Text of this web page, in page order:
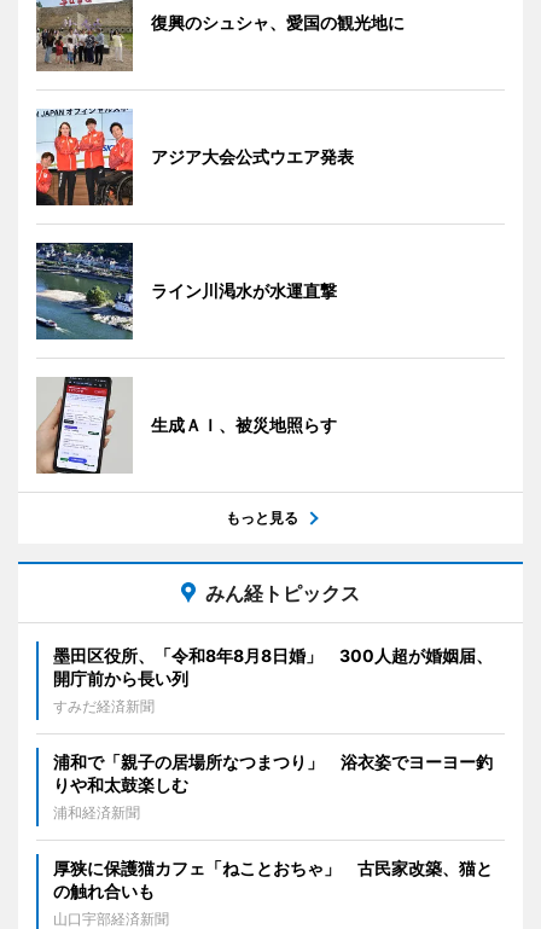
復興のシュシャ、愛国の観光地に
アジア大会公式ウエア発表
ライン川渇水が水運直撃
生成ＡＩ、被災地照らす
もっと見る
みん経トピックス
墨田区役所、「令和8年8月8日婚」 300人超が婚姻届、
開庁前から長い列
すみだ経済新聞
浦和で「親子の居場所なつまつり」 浴衣姿でヨーヨー釣
りや和太鼓楽しむ
浦和経済新聞
厚狭に保護猫カフェ「ねことおちゃ」 古民家改築、猫と
の触れ合いも
山口宇部経済新聞